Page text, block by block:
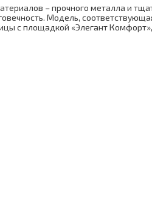
– прочного металла и
Модель,
с площадкой «Элегант